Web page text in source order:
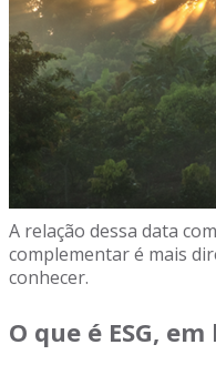
A relação dessa data
complementar é mais
conhecer.
O que é ESG,